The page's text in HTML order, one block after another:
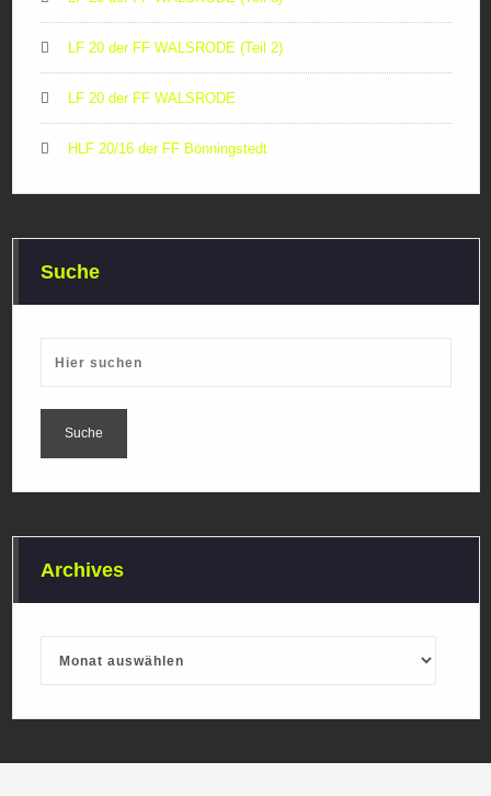
LF 20 der FF WALSRODE (Teil 2)
LF 20 der FF WALSRODE
HLF 20/16 der FF Bönningstedt
Suche
Archives